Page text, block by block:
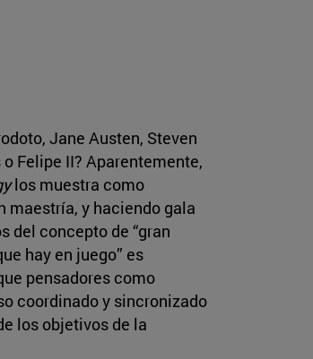
Jane Austen, Steven
Felipe II? Aparentemente,
los muestra como
maestría, y haciendo gala
del concepto de “gran
hay en juego” es
pensadores como
coordinado y sincronizado
los objetivos de la